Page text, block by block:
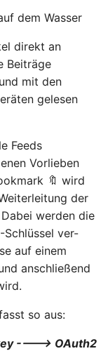
direkt an
Beiträge
mit den
gelesen
Feeds
Vorlieben
🔖 wird
der
werden die
Schlüssel ver-
auf einem
anschließend
so aus:
----> OAuth2